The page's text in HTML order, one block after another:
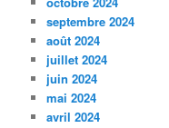
septembre 2024
août 2024
juillet 2024
juin 2024
mai 2024
avril 2024